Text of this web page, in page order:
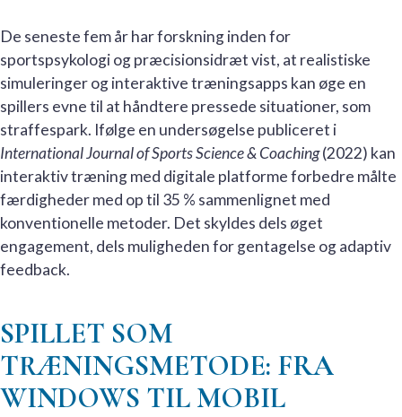
De seneste fem år har forskning inden for
sportspsykologi og præcisionsidræt vist, at realistiske
simuleringer og interaktive træningsapps kan øge en
spillers evne til at håndtere pressede situationer, som
straffespark. Ifølge en undersøgelse publiceret i
International Journal of Sports Science & Coaching(2022) kan
interaktiv træning med digitale platforme forbedre målte
færdigheder med op til 35 % sammenlignet med
konventionelle metoder. Det skyldes dels øget
engagement, dels muligheden for gentagelse og adaptiv
feedback.
SPILLET SOM
TRÆNINGSMETODE: FRA
WINDOWS TIL MOBIL